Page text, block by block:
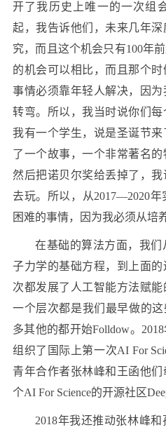
开了我历史上唯一的一次组
起，我告诉他们，未来几年
究，而且这个机会只有100年
的机会可以相比，而且那个
事情必须靠年轻人解决，因
转弯。所以，我当时说你们
我有一个学生，说是圣诞节
了一个故事，一个非常著名的
然后把诺贝尔奖给丢掉了，
去玩。所以，从2017—2020
困难的事情，因为我必须从培
在基础的算法方面，我
子力学的基础方程，到上面
次都发展了人工智能方法赋
一个层次都是我们最早做的
多其他的都开始Folldow。
组织了国际上第一次AI For
青年合作者张林峰和王函他
个AI For Science的开源社区
2018年我还推动张林峰